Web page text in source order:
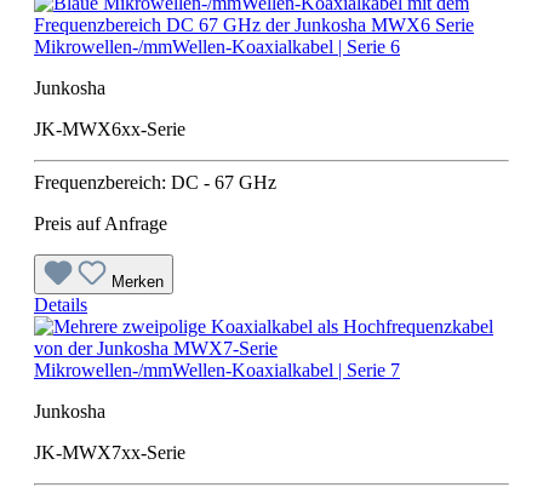
Mikrowellen-/mmWellen-Koaxialkabel | Serie 6
Junkosha
JK-MWX6xx-Serie
Frequenzbereich: DC - 67 GHz
Preis auf Anfrage
Merken
Details
Mikrowellen-/mmWellen-Koaxialkabel | Serie 7
Junkosha
JK-MWX7xx-Serie